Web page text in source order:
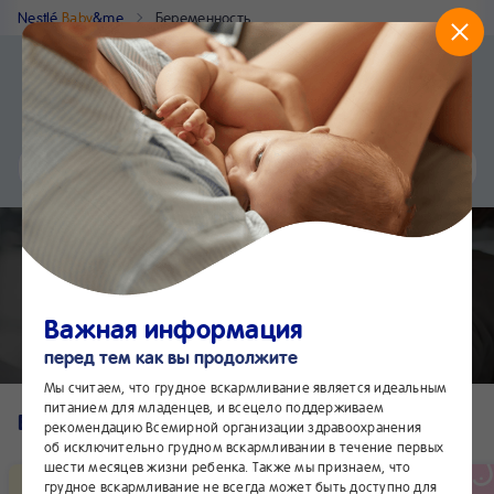
Nestlé Baby&me Беременность
Приложение Nestlé Baby&me
Еще быстрее и удобнее
Установить
Чат
Полезные советы при
Все записи
Важная информация
перед тем как вы продолжите
Мы считаем, что грудное вскармливание является идеальным
питанием для младенцев, и всецело поддерживаем
рекомендацию Всемирной организации здравоохранения
об исключительно грудном вскармливании в течение первых
шести месяцев жизни ребенка. Также мы признаем, что
грудное вскармливание не всегда может быть доступно для